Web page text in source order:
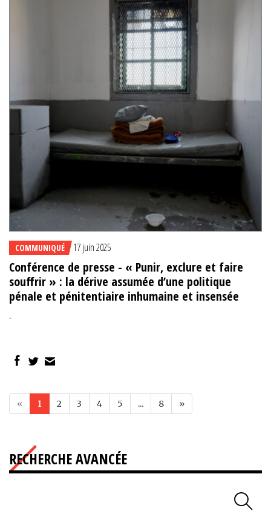
COMMUNIQUÉ 17 juin 2025
Conférence de presse - « Punir, exclure et faire
souffrir » : la dérive assumée d’une politique
pénale et pénitentiaire inhumaine et insensée
.
« 1 2 3 4 5 ... 8 »
RECHERCHE AVANCÉE